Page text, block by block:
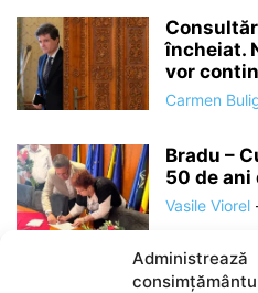
Administrează
încheiat.
vor
Carmen
Bradu –
50 de ani
Vasile Viorel